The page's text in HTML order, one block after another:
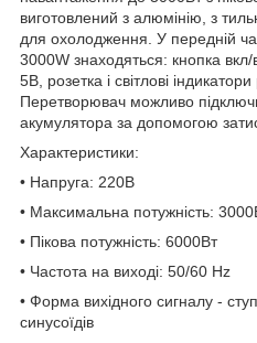
виготовлений з алюмінію, з
для охолодження. У передній
3000W знаходяться: кнопка
5В, розетка і світлові
Перетворювач можливо
акумулятора за допомогою
Характеристики:
• Напруга: 220В
• Максимальна потужність:
• Пікова потужність: 6000Вт
• Частота на виході: 50/60 Hz
• Форма вихідного сигналу -
синусоїдів